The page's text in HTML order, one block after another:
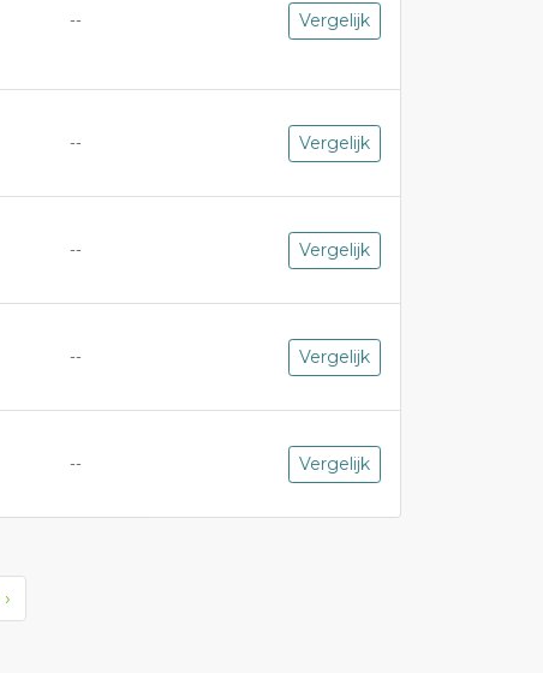
-- Vergelijk
-- Vergelijk
-- Vergelijk
-- Vergelijk
-- Vergelijk
›